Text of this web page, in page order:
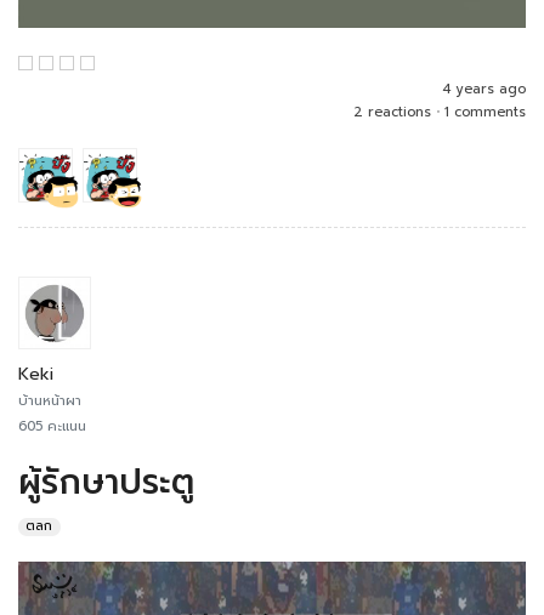
4 years ago
2 reactions • 1 comments
Keki
บ้านหน้าผา
605 คะแนน
ผู้รักษาประตู
ตลก